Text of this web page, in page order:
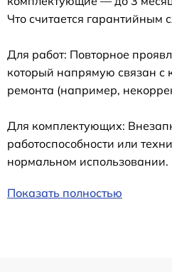
Что считается гарантийным
Для работ: Повторное
который напрямую связан с
ремонта (например,
Для комплектующих:
работоспособности или
нормальном использовании.
Показать полностью